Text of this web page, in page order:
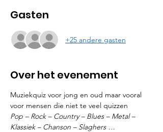
Gasten
+25 andere gasten
Over het evenement
Muziekquiz voor jong en oud maar vooral
voor mensen die niet te veel quizzen
Pop – Rock – Country – Blues – Metal –
Klassiek – Chanson – Slaghers …